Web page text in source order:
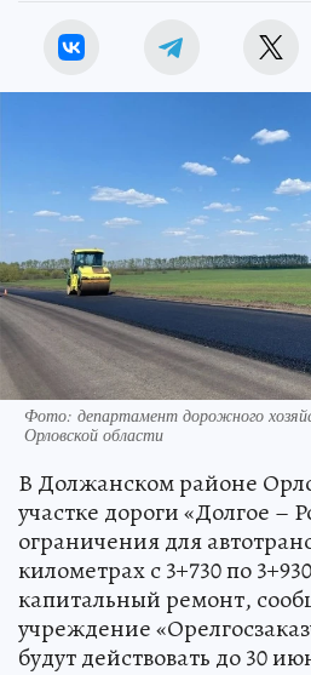
Фото: департамент дорожного
Орловской области
В Должанском районе
участке дороги «Долгое –
ограничения для
километрах с 3+730 по
капитальный ремонт,
учреждение
будут действовать до 30